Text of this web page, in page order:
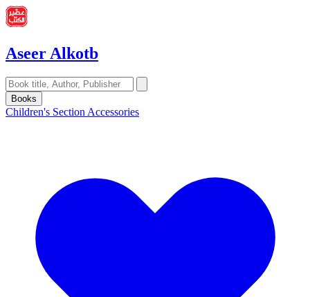
Aseer Alkotb
Books
Children's Section Accessories